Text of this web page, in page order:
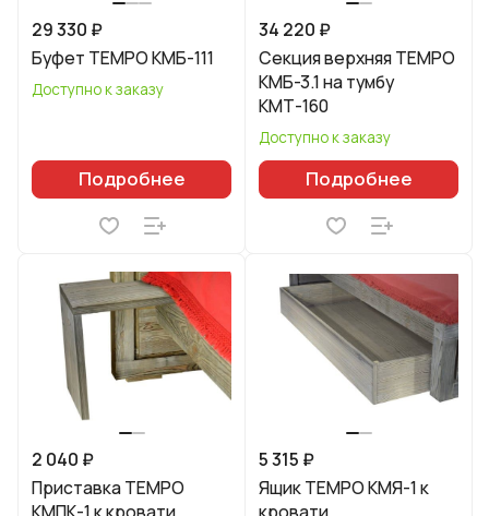
29 330 ₽
Буфет TEMPO КМБ-111
Доступно к заказу
Подробнее
34 220 ₽
Секция верхняя TEMPO
КМБ-3.1 на тумбу
КМТ-160
Доступно к заказу
Подробнее
2 040 ₽
Приставка TEMPO
КМПК-1 к кровати
5 315 ₽
Ящик TEMPO КМЯ-1 к
кровати